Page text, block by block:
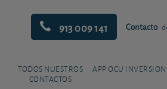
913 009 141 Contacto
TODOS NUESTROS
CONTACTOS
APP OCU